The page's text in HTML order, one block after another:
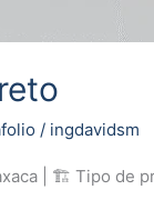
/ ingdavidsm
| 🏗 Tipo de